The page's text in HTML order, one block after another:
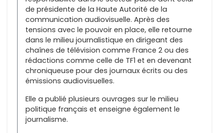
de présidente de la Haute Autorité de la
communication audiovisuelle. Après des
tensions avec le pouvoir en place, elle retourne
dans le milieu journalistique en dirigeant des
chaînes de télévision comme France 2 ou des
rédactions comme celle de TF1 et en devenant
chroniqueuse pour des journaux écrits ou des
émissions audiovisuelles.
Elle a publié plusieurs ouvrages sur le milieu
politique français et enseigne également le
journalisme.